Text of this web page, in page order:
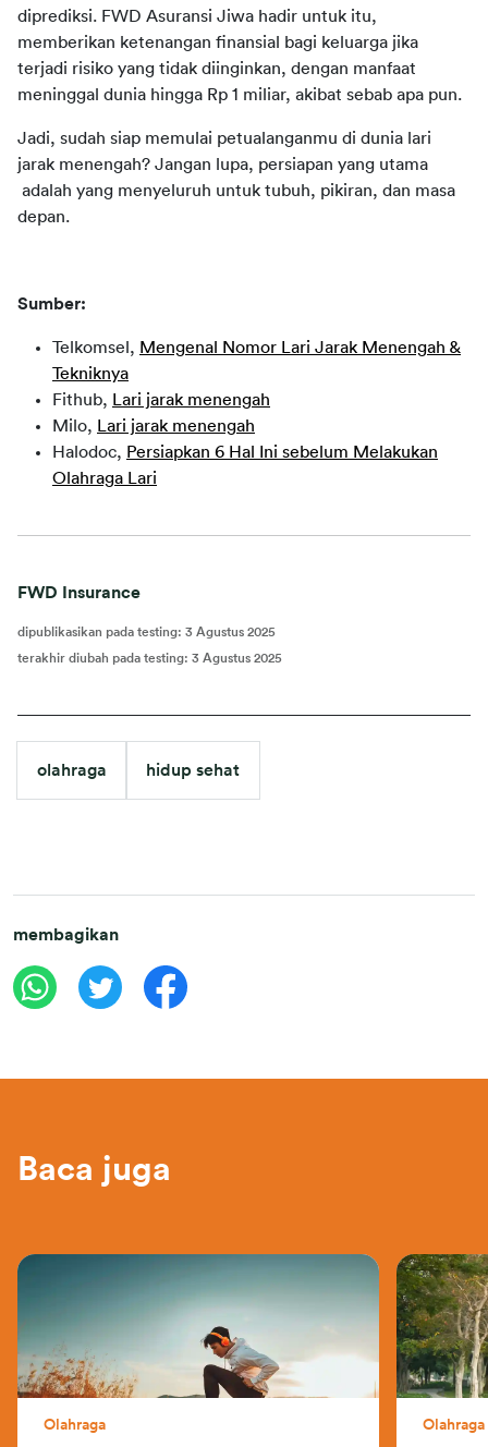
diprediksi. FWD Asuransi Jiwa hadir untuk itu,
memberikan ketenangan finansial bagi keluarga jika
terjadi risiko yang tidak diinginkan, dengan manfaat
meninggal dunia hingga Rp 1 miliar, akibat sebab apa pun.
Jadi, sudah siap memulai petualanganmu di dunia lari
jarak menengah? Jangan lupa, persiapan yang utama
adalah yang menyeluruh untuk tubuh, pikiran, dan masa
depan.
Sumber:
Telkomsel, Mengenal Nomor Lari Jarak Menengah &
Tekniknya
Fithub, Lari jarak menengah
Milo, Lari jarak menengah
Halodoc, Persiapkan 6 Hal Ini sebelum Melakukan
Olahraga Lari
FWD Insurance
dipublikasikan pada testing: 3 Agustus 2025
terakhir diubah pada testing: 3 Agustus 2025
olahraga hidup sehat
membagikan
Baca juga
Olahraga Olahraga